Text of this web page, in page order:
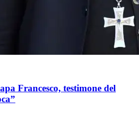
Francesco, testimone del